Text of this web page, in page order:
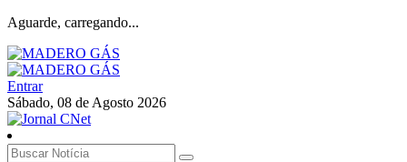
Aguarde, carregando...
Entrar
Sábado, 08 de Agosto 2026